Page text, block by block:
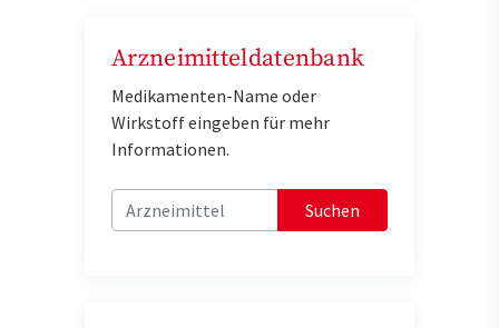
Arzneimitteldatenbank
Medikamenten-Name oder
Wirkstoff eingeben für mehr
Informationen.
Suchen